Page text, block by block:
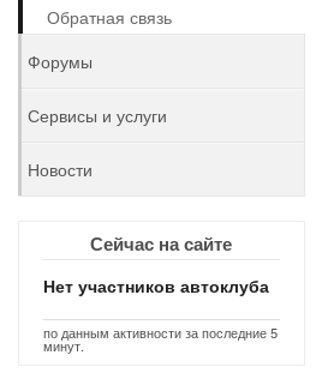
Обратная связь
Форумы
Сервисы и услуги
Новости
Сейчас на сайте
Нет участников автоклуба
по данным активности за последние 5
минут.